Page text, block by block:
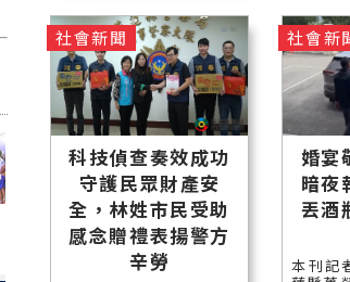
科技偵查奏效成功
守護民眾財產安
全，林姓市民受助
感念贈禮表揚警方
辛勞
社會新聞
婚宴
暗夜
丟酒
本刊記
社會新